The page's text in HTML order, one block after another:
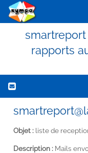
rapports
Objet : liste de
Description : Mails